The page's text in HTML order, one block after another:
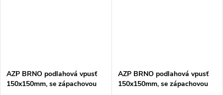
AZP BRNO podlahová vpusť
150x150mm, se zápachovou
AZP BRNO podlahová vpusť
150x150mm, se zápachovou